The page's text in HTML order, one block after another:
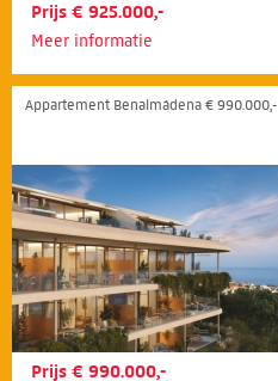
Prijs € 925.000,-
Meer informatie
Appartement Benalmádena € 990.000,-
Prijs € 990.000,-